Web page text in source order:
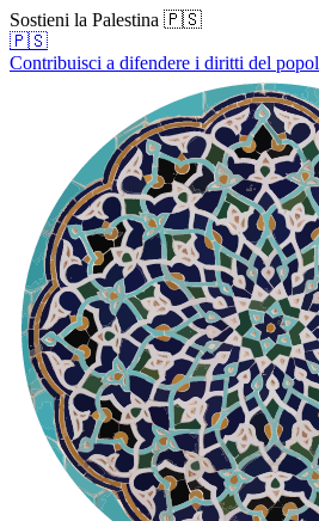
Sostieni la Palestina 🇵🇸
🇵🇸
Contribuisci a difendere i diritti del